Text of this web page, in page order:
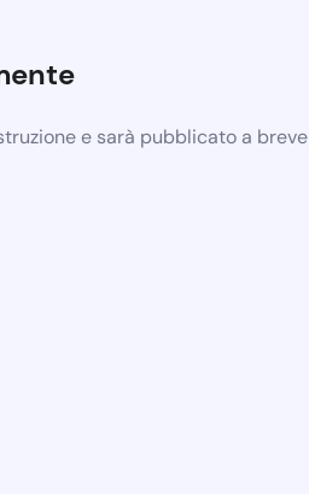
e sarà pubblicato a breve